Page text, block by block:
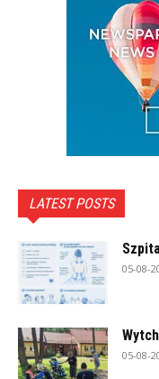
LATEST POSTS
05-08-
05-08-